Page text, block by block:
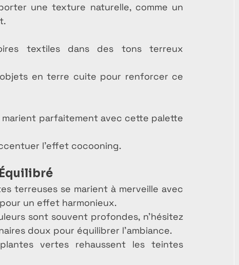
une texture naturelle, comme un
textiles dans des tons terreux
en terre cuite pour renforcer ce
parfaitement avec cette palette
l’effet cocooning.
terreuses se marient à merveille avec
un effet harmonieux.
sont souvent profondes, n’hésitez
doux pour équilibrer l’ambiance.
vertes rehaussent les teintes